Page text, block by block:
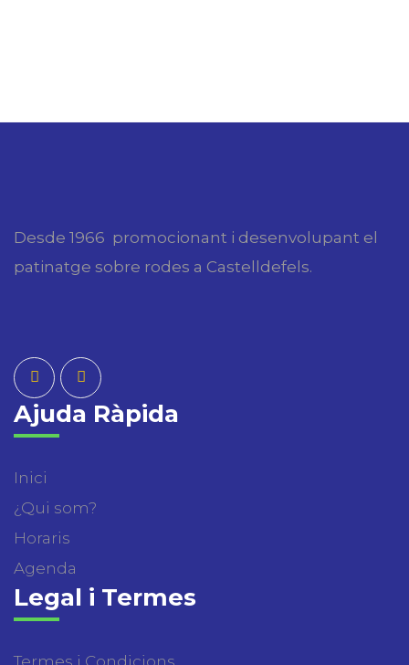
Desde 1966 promocionant i desenvolupant el
patinatge sobre rodes a Castelldefels.
Ajuda Ràpida
Inici
¿Qui som?
Horaris
Agenda
Legal i Termes
Termes i Condicions